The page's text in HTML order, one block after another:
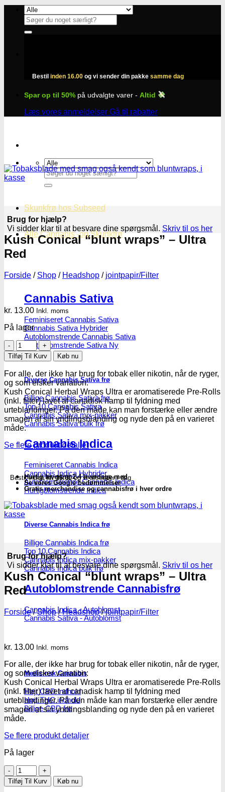
Fortsæt
indhold
Søg
efter:
Bestil inden 16.00 og vi sender din pakke samme dag
Spar op til 50% på udvalgte varer - Altid
Læs vores anmeldelser Gå til rabatter
Søg
efter:
Skunkfrø hos Subseed
Alle Cannabis -og Skunkfrø
Cannabis Sativa
Feminiseret Cannabis Sativa
Cannabis Sativa Hybrider
Autoblomstrende Cannabis Sativa
Hurtigblomstrende Sativa
Diverse Cannabis Sativa frø
Billige Cannabis Sativa frø
Top 10 Cannabis Sativa
Cannabis Sativa mix-pakker
Cannabis Sativa bulk frø
Cannabis Indica
Feminiseret Cannabis Indica
Cannabis Indica Hybrider
Autoblomstrende Cannabis Indica
Hurtigblomstrende Indica
Diverse Cannabis Indica frø
Billige Cannabis Indica frø
Top 10 Cannabis Indica
Cannabis Indica mix-pakker
Cannabis Indica bulk frø
Autoblomstrende Cannabisfrø
Cannabis Indica - Autoblomst
Cannabis Sativa - Autoblomst
Medicinsk Cannabis
Højt CBD indhold
Højt THC indhold
Billige CBD frø
Brug for hjælp?
Vi sidder klar til at besvare dine spørgsmål. Skriv til os her
Kush Conical “blunt wraps” – Ultra
Red
Forside / Shop / Headshop / jointpapir/Filter
kr. 13.00 Inkl. moms
På lager
Kush
Conical
"blunt
wraps"
-
Ultra
Red
antal
Tilføj Til Kurv Køb nu
For alle, der ikke har brug for tobak eller nikotin, når de ryger,
og som elsker variation:
Kush Conical Herbal Wraps Ultra er aromatiserede Pre-Rolls
(inkl. filter) lavet af canadisk hamp til fyldning med
urteblandinger. På den måde kan man forstærke eller ændre
smagen af sin yndlingsblanding og nyde den på en varieret
måde.
Se flere produkt detaljer
Bestil indenkl. 16.00og vi afsender i dag
Hurtig levering 2-4 hverdage med
Se vores Google bedømmelser
Gratis merchandise og cannabisfrø i hver ordre
Brug for hjælp?
Vi sidder klar til at besvare dine spørgsmål. Skriv til os her
Kush Conical “blunt wraps” – Ultra
Red
Forside / Shop / Headshop / jointpapir/Filter
kr. 13.00 Inkl. moms
For alle, der ikke har brug for tobak eller nikotin, når de ryger,
og som elsker variation:
Kush Conical Herbal Wraps Ultra er aromatiserede Pre-Rolls
(inkl. filter) lavet af canadisk hamp til fyldning med
urteblandinger. På den måde kan man forstærke eller ændre
smagen af sin yndlingsblanding og nyde den på en varieret
måde.
Se flere produkt detaljer
På lager
Kush
Conical
"blunt
Tilføj Til Kurv Køb nu